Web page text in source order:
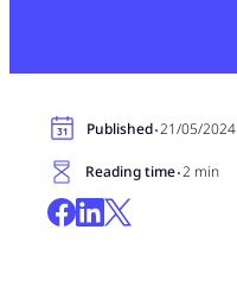
Published·21/05/2024
Reading time·2 min